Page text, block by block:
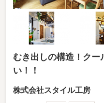
むき出しの構造！クー
い！！
株式会社スタイル工房